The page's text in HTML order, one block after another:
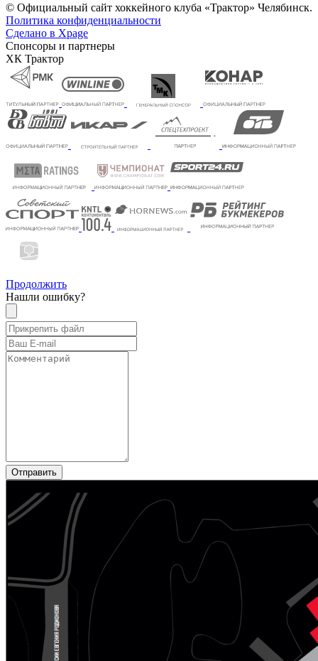
© Официальный сайт хоккейного клуба «Трактор» Челябинск.
Политика конфиденциальности
Сделано в Xpage
Спонсоры и партнеры
ХК Трактор
Продолжить
Нашли ошибку?